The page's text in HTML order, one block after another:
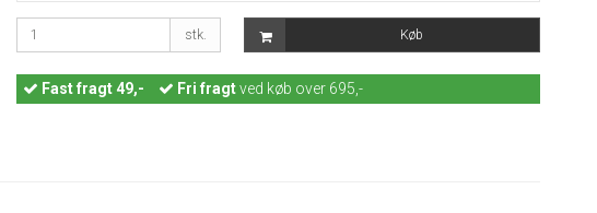
stk. Køb
Fastfragt 49,- Fri fragtved køb over 695,-